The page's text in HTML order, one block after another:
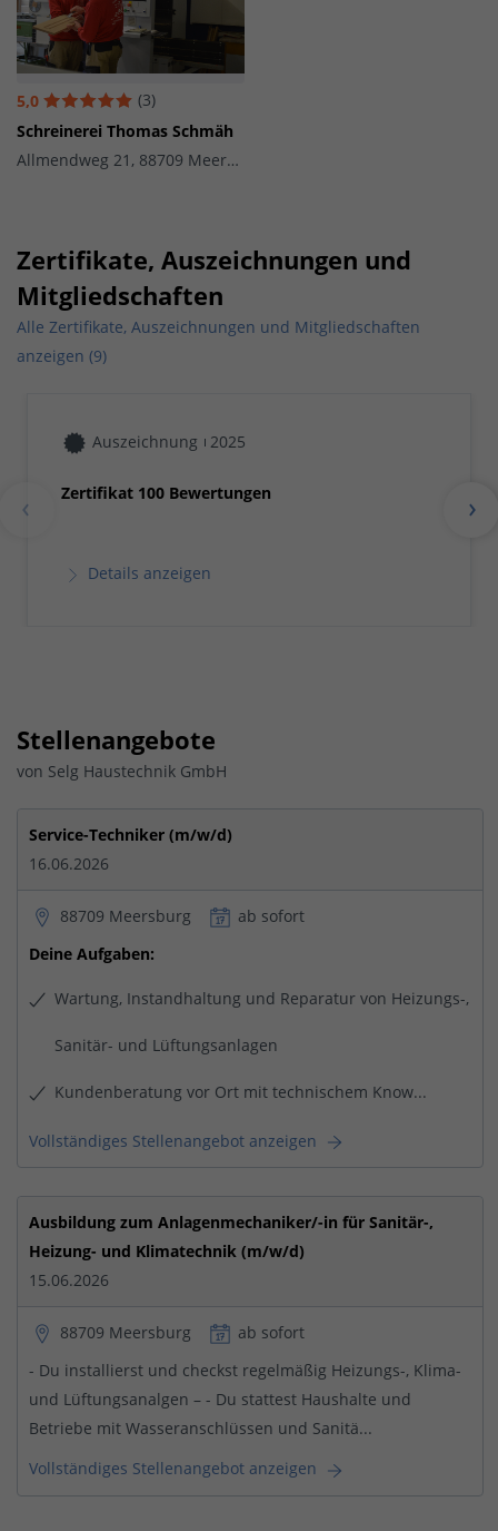
5,0
(3)
Schreinerei Thomas Schmäh
Allmendweg 21, 88709 Meersburg
Zertifikate, Auszeichnungen und
Mitgliedschaften
Alle Zertifikate, Auszeichnungen und Mitgliedschaften
anzeigen (9)
Auszeichnung 2025
Zertifikat 100 Bewertungen
Details anzeigen
Stellenangebote
von Selg Haustechnik GmbH
Service-Techniker (m/w/d)
16.06.2026
88709 Meersburg
ab sofort
Deine Aufgaben:
Wartung, Instandhaltung und Reparatur von Heizungs-,
Sanitär- und Lüftungsanlagen
Kundenberatung vor Ort mit technischem Know...
Vollständiges Stellenangebot anzeigen
Ausbildung zum Anlagenmechaniker/-in für Sanitär-,
Heizung- und Klimatechnik (m/w/d)
15.06.2026
88709 Meersburg
ab sofort
- Du installierst und checkst regelmäßig Heizungs-, Klima-
und Lüftungsanalgen – - Du stattest Haushalte und
Betriebe mit Wasseranschlüssen und Sanitä...
Vollständiges Stellenangebot anzeigen